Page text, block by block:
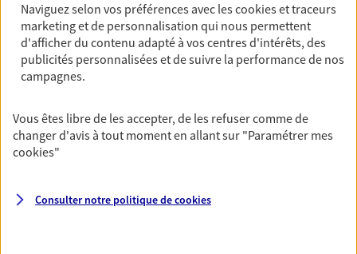
Retraite
Préparez sereinement ce nouveau chapitre de
votre vie avec les conseils d'un expert. Découvrez
notre solution PER (Plan Epargne Retraite)
Découvrir l'offre Retraite
Pour un avenir serein, assurez-vous avec notre
Naviguez selon vos préférences avec lescookies et traceurs
marketing et de personnalisation qui nous permettent
d'afficher du contenu adapté à vos centres d'intérêts, des
publicités personnalisées et de suivre la performance de nos
campagnes.
Vous êtes libre de les accepter, de les refuser comme de
changer d'avis à tout moment en allant sur "Paramétrer mes
cookies"
Consulter notre politique decookies